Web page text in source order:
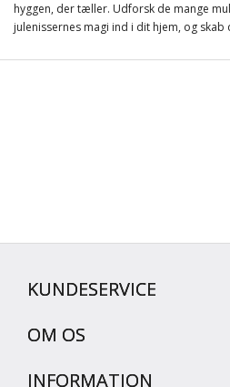
hyggen, der tæller. Udforsk de mange
julenissernes magi ind i dit hjem, og skab
KUNDESERVICE
OM OS
INFORMATION